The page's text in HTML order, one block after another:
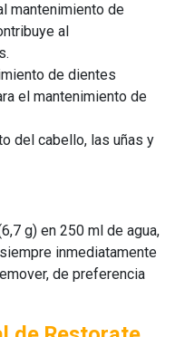
mantenimiento de
al
de dientes
el mantenimiento de
del cabello, las uñas y
g) en 250 ml de agua,
inmediatamente
de preferencia